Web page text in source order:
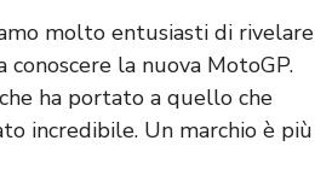
molto entusiasti di rivelare
la nuova MotoGP.
ha portato a quello che
incredibile. Un marchio è più